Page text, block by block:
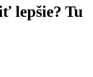
lepšie? Tu